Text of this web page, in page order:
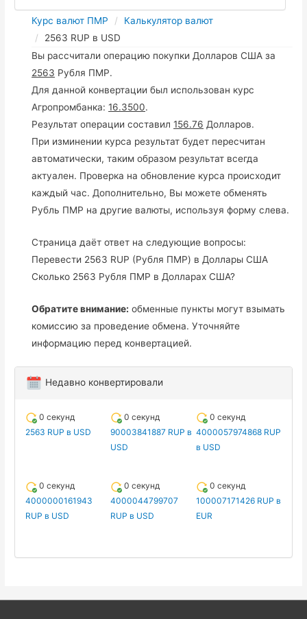
Курс валют ПМР
Калькулятор валют
2563 RUP в USD
Вы рассчитали операцию покупки Долларов США за
2563 Рубля ПМР.
Для данной конвертации был использован курс
Агропромбанка:16.3500.
Результат операции составил156.76 Долларов.
При изминении курса результат будет пересчитан
автоматически, таким образом результат всегда
актуален. Проверка на обновление курса происходит
каждый час. Дополнительно, Вы можете обменять
Рубль ПМР на другие валюты, используя форму слева.
Страница даёт ответ на следующие вопросы:
Перевести 2563 RUP (Рубля ПМР) в Доллары США
Сколько 2563 Рубля ПМР в Долларах США?
Обратите внимание: обменные пункты могут взымать
комиссию за проведение обмена. Уточняйте
информацию перед конвертацией.
Недавно конвертировали
0 секунд
2563 RUP в USD
0 секунд
90003841887 RUP в
USD
0 секунд
4000057974868 RUP
в USD
0 секунд
4000000161943
RUP в USD
0 секунд
4000044799707
RUP в USD
0 секунд
100007171426 RUP в
EUR